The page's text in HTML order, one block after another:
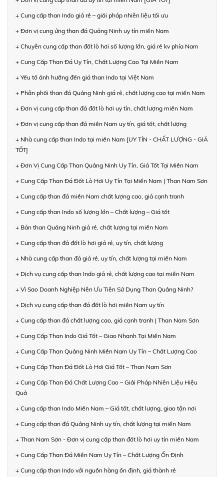
+ Cung cấp than Indo giá rẻ – giải pháp nhiên liệu tối ưu
+ Đơn vị cung ứng than đá Quảng Ninh uy tín miền Nam
+ Chuyên cung cấp than đốt lò hơi số lượng lớn, giá rẻ kv phía Nam
+ Cung Cấp Than Đá Uy Tín, Chất Lượng Cao Tại Miền Nam
+ Yếu tố ảnh hưởng đến giá than Indo tại Việt Nam
+ Phân phối than đá Quảng Ninh giá rẻ, chất lượng cao tại miền Nam
+ Đơn vị cung cấp than đá đốt lò hơi uy tín, chất lượng miền Nam
+ Đơn vị cung cấp than đá miền Nam uy tín, giá tốt, chất lượng
+ Nhà cung cấp than Indo tại miền Nam [UY TÍN - CHẤT LƯỢNG - GIÁ
TỐT]
+ Đơn Vị Cung Cấp Than Quảng Ninh Uy Tín, Giá Tốt Tại Miền Nam
+ Cung Cấp Than Đá Đốt Lò Hơi Uy Tín Tại Miền Nam | Than Nam Sơn
+ Cung cấp than đá miền Nam chất lượng cao, giá cạnh tranh
+ Cung cấp than Indo số lượng lớn – Chất lượng – Giá tốt
+ Bán than Quảng Ninh giá rẻ, chất lượng tại miền Nam
+ Cung cấp than đá đốt lò hơi giá rẻ, uy tín, chất lượng
+ Nhà cung cấp than đá giá rẻ, uy tín, chất lượng tại miền Nam
+ Dịch vụ cung cấp than Indo giá rẻ, chất lượng cao tại miền Nam
+ Vì Sao Doanh Nghiệp Nên Ưu Tiên Sử Dụng Than Quảng Ninh?
+ Dịch vụ cung cấp than đá đốt lò hơi miền Nam uy tín
+ Cung cấp than đá chất lượng cao, giá cạnh tranh | Than Nam Sơn
+ Cung Cấp Than Indo Giá Tốt – Giao Nhanh Tại Miền Nam
+ Cung Cấp Than Quảng Ninh Miền Nam Uy Tín – Chất Lượng Cao
+ Cung Cấp Than Đá Đốt Lò Hơi Giá Tốt – Than Nam Sơn
+ Cung Cấp Than Đá Chất Lượng Cao – Giải Pháp Nhiên Liệu Hiệu
Quả
+ Cung cấp than Indo Miền Nam – Giá tốt, chất lượng, giao tận nơi
+ Cung cấp than đá Quảng Ninh uy tín, chất lượng tại miền Nam
+ Than Nam Sơn - Đơn vị cung cấp than đốt lò hơi uy tín miền Nam
+ Cung Cấp Than Đá Miền Nam Uy Tín – Chất Lượng Ổn Định
+ Cung cấp than Indo với nguồn hàng ổn định, giá thành rẻ